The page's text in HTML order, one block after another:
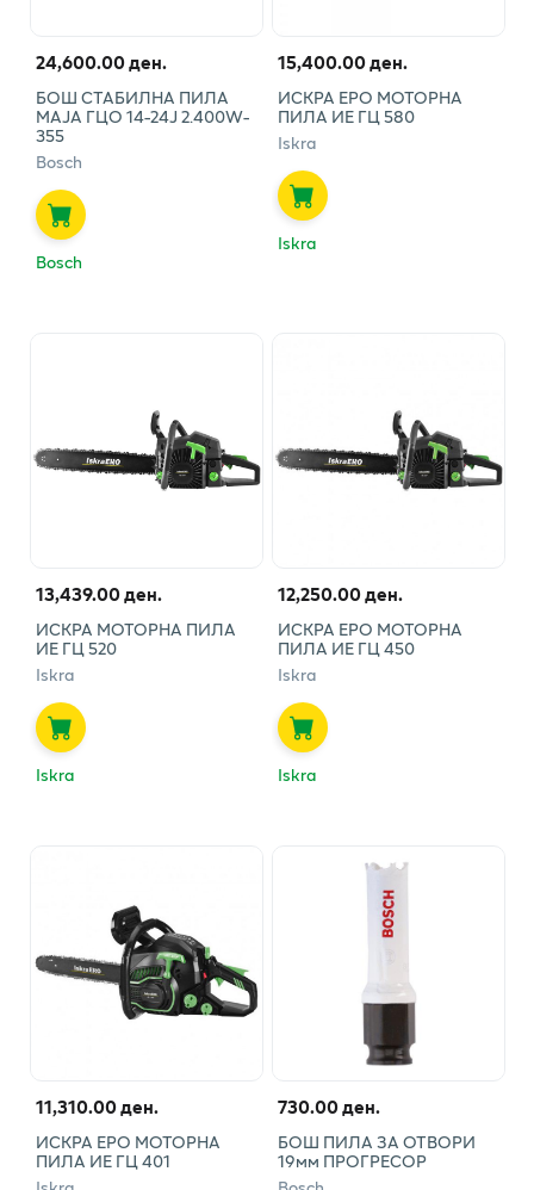
24,600.00 ден.
БОШ СТАБИЛНА ПИЛА
МАЈА ГЦО 14-24Ј 2.400W-
355
Bosch
Bosch
15,400.00 ден.
ИСКРА ЕРО МОТОРНА
ПИЛА ИЕ ГЦ 580
Iskra
Iskra
13,439.00 ден.
ИСКРА МОТОРНА ПИЛА
ИЕ ГЦ 520
Iskra
Iskra
12,250.00 ден.
ИСКРА ЕРО МОТОРНА
ПИЛА ИЕ ГЦ 450
Iskra
Iskra
11,310.00 ден.
ИСКРА ЕРО МОТОРНА
ПИЛА ИЕ ГЦ 401
730.00 ден.
БОШ ПИЛА ЗА ОТВОРИ
19мм ПРОГРЕСОР